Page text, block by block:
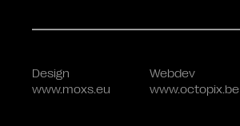
Design
www.moxs.eu
Webdev
www.octopix.be